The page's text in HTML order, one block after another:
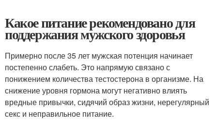
Какое питание рекомендовано для
поддержания мужского здоровья
Примерно после 35 лет мужская потенция начинает
постепенно слабеть. Это напрямую связано с
понижением количества тестостерона в организме. На
снижение уровня гормона могут негативно влиять
вредные привычки, сидячий образ жизни, нерегулярный
секс и неправильное питание.